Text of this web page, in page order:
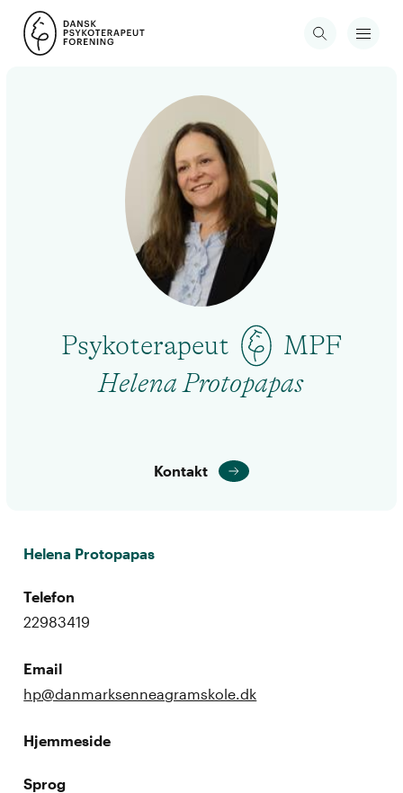
Psykoterapeut
MPF
Helena Protopapas
Kontakt
Helena Protopapas
Telefon
22983419
Email
hp@danmarksenneagramskole.dk
Hjemmeside
Sprog